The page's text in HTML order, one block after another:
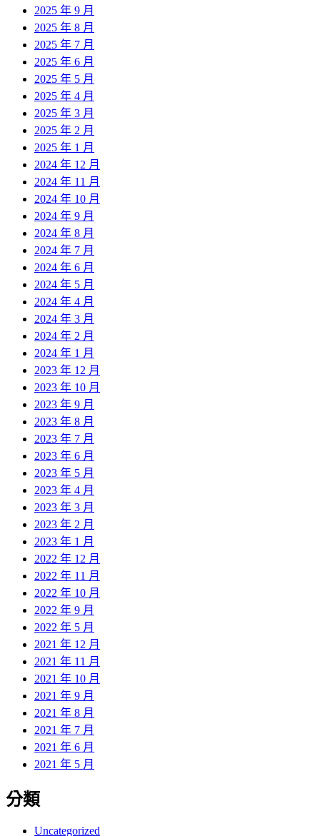
2025 年 9 月
2025 年 8 月
2025 年 7 月
2025 年 6 月
2025 年 5 月
2025 年 4 月
2025 年 3 月
2025 年 2 月
2025 年 1 月
2024 年 12 月
2024 年 11 月
2024 年 10 月
2024 年 9 月
2024 年 8 月
2024 年 7 月
2024 年 6 月
2024 年 5 月
2024 年 4 月
2024 年 3 月
2024 年 2 月
2024 年 1 月
2023 年 12 月
2023 年 10 月
2023 年 9 月
2023 年 8 月
2023 年 7 月
2023 年 6 月
2023 年 5 月
2023 年 4 月
2023 年 3 月
2023 年 2 月
2023 年 1 月
2022 年 12 月
2022 年 11 月
2022 年 10 月
2022 年 9 月
2022 年 5 月
2021 年 12 月
2021 年 11 月
2021 年 10 月
2021 年 9 月
2021 年 8 月
2021 年 7 月
2021 年 6 月
2021 年 5 月
分類
Uncategorized